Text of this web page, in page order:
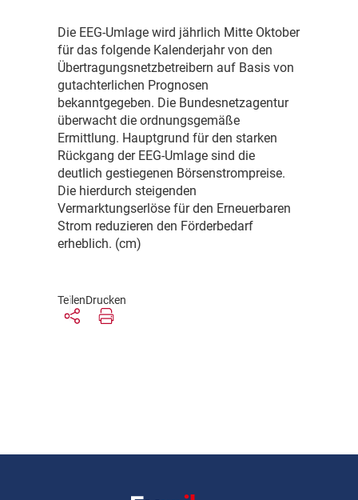
Die EEG-Umlage wird jährlich Mitte Oktober
für das folgende Kalenderjahr von den
Übertragungsnetzbetreibern auf Basis von
gutachterlichen Prognosen
bekanntgegeben. Die Bundesnetzagentur
überwacht die ordnungsgemäße
Ermittlung. Hauptgrund für den starken
Rückgang der EEG-Umlage sind die
deutlich gestiegenen Börsenstrompreise.
Die hierdurch steigenden
Vermarktungserlöse für den Erneuerbaren
Strom reduzieren den Förderbedarf
erheblich. (cm)
TeilenDrucken